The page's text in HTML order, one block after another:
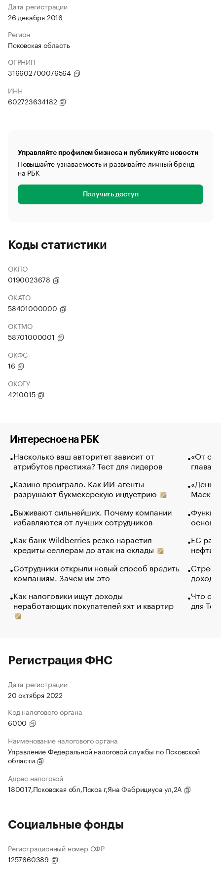
Дата регистрации
26 декабря 2016
Регион
Псковская область
ОГРНИП
316602700076564
ИНН
602723634182
Управляйте профилем бизнеса и публикуйте новости
Повышайте узнаваемость и развивайте личный бренд
на РБК
Получить доступ
Коды статистики
ОКПО
0190023678
ОКАТО
58401000000
ОКТМО
58701000001
ОКФС
16
ОКОГУ
4210015
Интересное на РБК
Насколько ваш авторитет зависит от
атрибутов престижа? Тест для лидеров
Казино проиграло. Как ИИ-агенты
разрушают букмекерскую индустрию
Выживают сильнейших. Почему компании
избавляются от лучших сотрудников
Как банк Wildberries резко нарастил
кредиты селлерам до атак на склады
Сотрудники открыли новый способ вредить
компаниям. Зачем им это
Как налоговики ищут доходы
неработающих покупателей яхт и квартир
«От
глава
Маск в
основ
ЕС
нефти
Что
для
Регистрация ФНС
Дата регистрации
20 октября 2022
Код налогового органа
6000
Наименование налогового органа
Управление Федеральной налоговой службы по Псковской
области
Адрес налоговой
180017,Псковская обл,Псков г,Яна Фабрициуса ул,2А
Социальные фонды
Регистрационный номер СФР
1257660389